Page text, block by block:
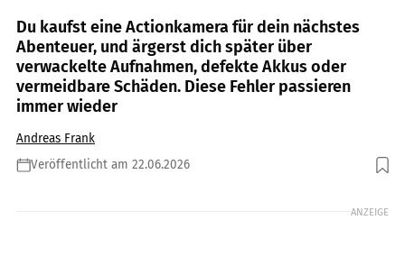
Du kaufst eine Actionkamera für dein nächstes
Abenteuer, und ärgerst dich später über
verwackelte Aufnahmen, defekte Akkus oder
vermeidbare Schäden. Diese Fehler passieren
immer wieder
Andreas Frank
Veröffentlicht am 22.06.2026
Foto: Mariarosaria Di Mauro, Getty Images
ANZEIGE